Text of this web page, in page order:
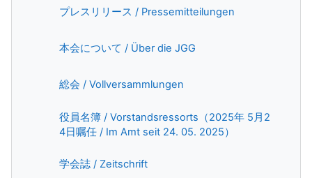
プレスリリース / Pressemitteilungen
本会について / Über die JGG
総会 / Vollversammlungen
役員名簿 / Vorstandsressorts（2025年 5月2
4日嘱任 / Im Amt seit 24. 05. 2025）
学会誌 / ZeitschriftPage